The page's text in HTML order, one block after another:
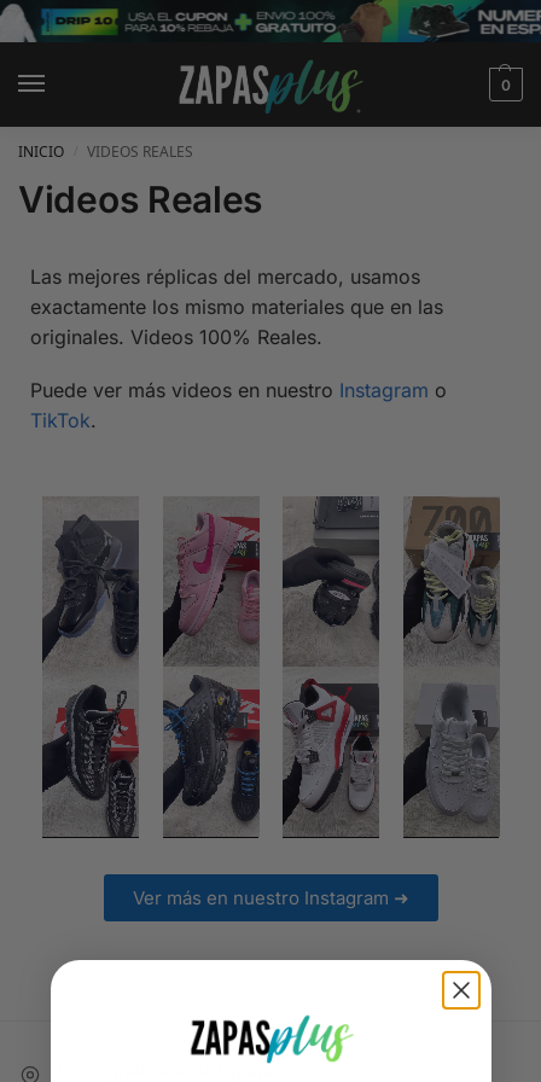
0
INICIO VIDEOS REALES
Videos Reales
Las mejores réplicas del mercado, usamos
exactamente los mismo materiales que en las
originales. Videos 100% Reales.
Puede ver más videos en nuestro Instagram o
TikTok.
Ver más en nuestro Instagram ➜
Envío gratis a toda España